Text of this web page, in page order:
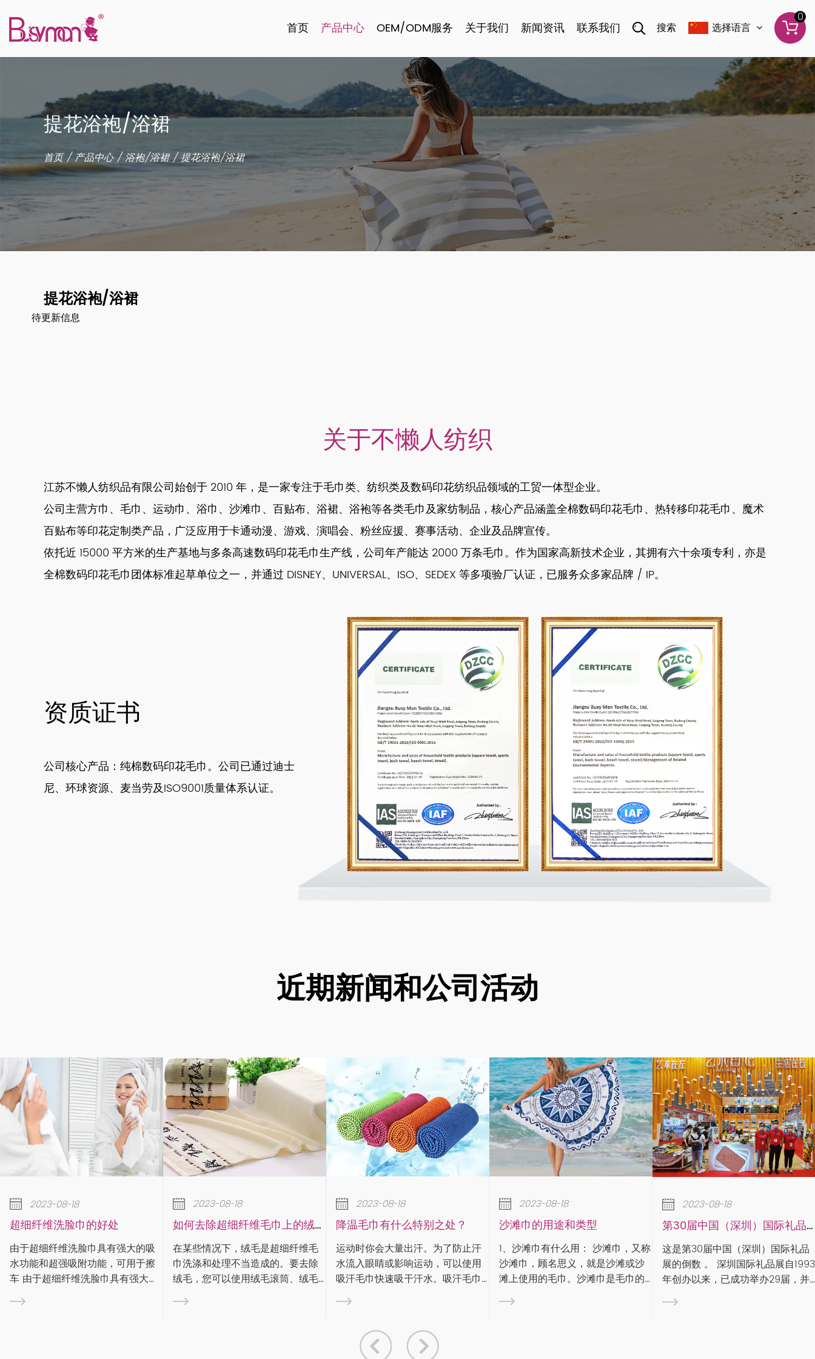
首页 产品中心 OEM/ODM服务 关于我们 新闻资讯 联系我们 搜索 选择语言
0
提花浴袍/浴裙
首页/产品中心/浴袍/浴裙/提花浴袍/浴裙
提花浴袍/浴裙
待更新信息
关于不懒人纺织
江苏不懒人纺织品有限公司始创于 2010 年，是一家专注于毛巾类、纺织类及数码印花纺织品领域的工贸一体型企业。
公司主营方巾、毛巾、运动巾、浴巾、沙滩巾、百贴布、浴裙、浴袍等各类毛巾及家纺制品，核心产品涵盖全棉数码印花毛巾、热转移印花毛巾、魔术
百贴布等印花定制类产品，广泛应用于卡通动漫、游戏、演唱会、粉丝应援、赛事活动、企业及品牌宣传。
依托近 15000 平方米的生产基地与多条高速数码印花毛巾生产线，公司年产能达 2000 万条毛巾。作为国家高新技术企业，其拥有六十余项专利，亦是
全棉数码印花毛巾团体标准起草单位之一，并通过 DISNEY、UNIVERSAL、ISO、SEDEX 等多项验厂认证，已服务众多家品牌 / IP。
资质证书
公司核心产品：纯棉数码印花毛巾。公司已通过迪士
尼、环球资源、麦当劳及ISO9001质量体系认证。
近期新闻和公司活动
的好处
巾具有强大的吸
功能，可用于擦
脸巾具有强大的
功能，因此可用
能和超吸附功
如何去除超细纤维毛巾上的绒毛？
在某些情况下，绒毛是超细纤维毛
巾洗涤和处理不当造成的。要去除
绒毛，您可以使用绒毛滚筒、绒毛
刷或遮蔽胶带来捕获绒毛。清洁超
细纤维布时，请务必遵循标签上的
降温毛巾有什么特别之处？
运动时你会大量出汗。为了防止汗
水流入眼睛或影响运动，可以使用
吸汗毛巾快速吸干汗水。吸汗毛巾
在材质、尺寸和吸水性方面针对运
动进行了优化。在专业体育比赛
沙滩巾的用途和类型
1、沙滩巾有什么用： 沙滩巾，又称
沙滩巾，顾名思义，就是沙滩或沙
滩上使用的毛巾。沙滩巾是毛巾的
一种，通常由纯棉纱制成，特点是
颜色鲜艳、图案丰富。那么沙滩巾
第30届中国（深圳）国际礼品展
这是第30届中国（深圳）国际礼品
展的倒数 。 深圳国际礼品展自1993
年创办以来，已成功举办29届，并
于2005年通过UFI（全球展览业协
会）认证，被誉为“中国旗舰礼品家
下雨天如何
作为专业毛巾
说毛巾的使用
进入梅雨季节